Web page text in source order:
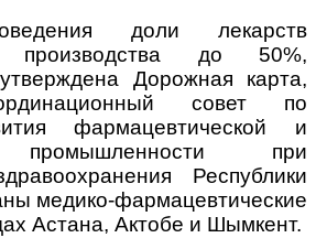
доли лекарств
производства до 50%,
Дорожная карта,
совет по
фармацевтической и
промышленности при
Республики
медико-фармацевтические
Астана, Актобе и Шымкент.